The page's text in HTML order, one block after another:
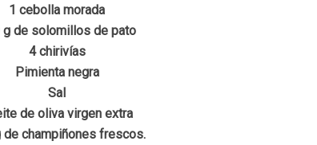
1 cebolla morada
g de solomillos de pato
4 chirivías
Pimienta negra
Sal
de oliva virgen extra
de champiñones frescos.